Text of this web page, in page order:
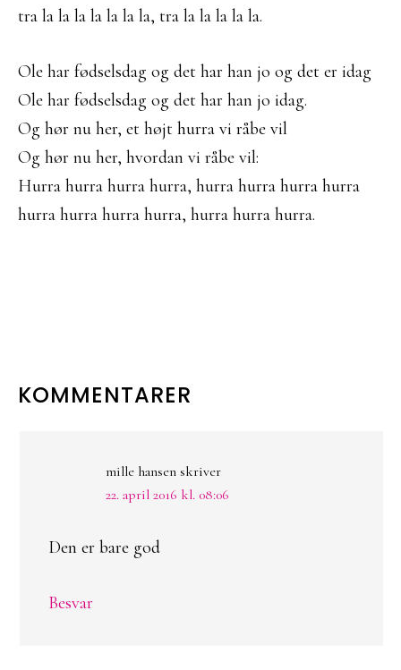
tra la la la la la la la, tra la la la la la.
Ole har fødselsdag og det har han jo og det er idag
Ole har fødselsdag og det har han jo idag.
Og hør nu her, et højt hurra vi råbe vil
Og hør nu her, hvordan vi råbe vil:
Hurra hurra hurra hurra, hurra hurra hurra hurra
hurra hurra hurra hurra, hurra hurra hurra.
LÆSERINTERAKTIONER
KOMMENTARER
mille hansen skriver
22. april 2016 kl. 08:06
Den er bare god
Besvar